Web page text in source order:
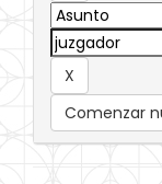
Comenzar